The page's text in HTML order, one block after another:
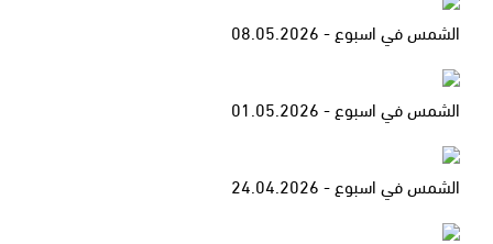
الشمس في اسبوع - 08.05.2026
الشمس في اسبوع - 01.05.2026
الشمس في اسبوع - 24.04.2026